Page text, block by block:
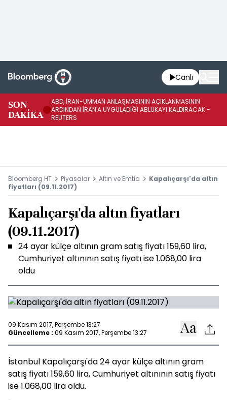
Canlı
SON
DAKİKA
ABD, İRAN-UMMAN ANLAŞMASININ AÇIKLANMASININ
ARDINDAN İRAN'A UYGULADIĞI ABLUKAYI KALDIRACAK -
REUTERS
Bloomberg HT Piyasalar Altın ve Emtia
Kapalıçarşı'da altın
fiyatları (09.11.2017)
Kapalıçarşı'da altın fiyatları
(09.11.2017)
24 ayar külçe altının gram satış fiyatı 159,60 lira,
Cumhuriyet altınının satış fiyatı ise 1.068,00 lira
oldu
09 Kasım 2017, Perşembe 13:27
Güncelleme : 09 Kasım 2017, Perşembe 13:27
İstanbul Kapalıçarşı'da 24 ayar külçe altının gram
satış fiyatı 159,60 lira, Cumhuriyet altınının satış fiyatı
ise 1.068,00 lira oldu.